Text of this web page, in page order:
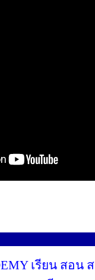
เรียน สอ